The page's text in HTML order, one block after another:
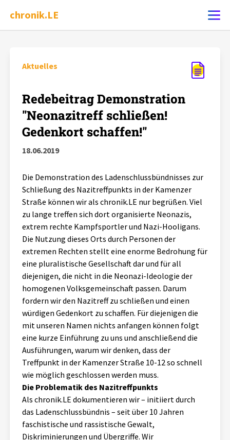
chronik.LE
Chronik
Dossiers
Leipziger Zustände
Schlaglichter
Phänomene
Aktuelles
Alle Beiträge
Veranstaltungen
Pressemitteilungen
Podcasts
Über uns
Projektbeschreibung
Kontakt
Unterstützer_innen
Spenden
chronik.LE in der Presse
Aktuelles
Redebeitrag Demonstration
"Neonazitreff schließen!
Gedenkort schaffen!"
18.06.2019
Die Demonstration des Ladenschlussbündnisses zur
Schließung des Nazitreffpunkts in der Kamenzer
Straße können wir als chronik.LE nur begrüßen. Viel
zu lange treffen sich dort organisierte Neonazis,
extrem rechte Kampfsportler und Nazi-Hooligans.
Die Nutzung dieses Orts durch Personen der
extremen Rechten stellt eine enorme Bedrohung für
eine pluralistische Gesellschaft dar und für all
diejenigen, die nicht in die Neonazi-Ideologie der
homogenen Volksgemeinschaft passen. Darum
fordern wir den Nazitreff zu schließen und einen
würdigen Gedenkort zu schaffen. Für diejenigen die
mit unseren Namen nichts anfangen können folgt
eine kurze Einführung zu uns und anschließend die
Ausführungen, warum wir denken, dass der
Treffpunkt in der Kamenzer Straße 10-12 so schnell
wie möglich geschlossen werden muss.
Die Problematik des Nazitreffpunkts
Als chronik.LE dokumentieren wir – initiiert durch
das Ladenschlussbündnis – seit über 10 Jahren
faschistische und rassistische Gewalt,
Diskriminierungen und Übergriffe. Wir